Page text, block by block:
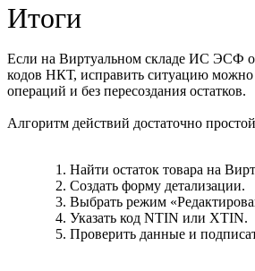
Итоги
Если на Виртуальном складе ИС ЭСФ
кодов НКТ, исправить ситуацию
операций и без пересоздания остатков.
Алгоритм действий достаточно
Найти остаток товара на
Создать форму детализации.
Выбрать режим
Указать код NTIN или XTIN.
Проверить данные и